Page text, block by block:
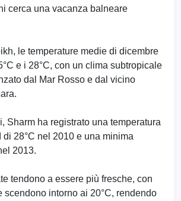
cerca una vacanza balneare
le temperature medie di dicembre
e i 28°C, con un clima subtropicale
dal Mar Rosso e dal vicino
Sharm ha registrato una temperatura
di 28°C nel 2010 e una minima
2013.
tendono a essere più fresche, con
scendono intorno ai 20°C, rendendo